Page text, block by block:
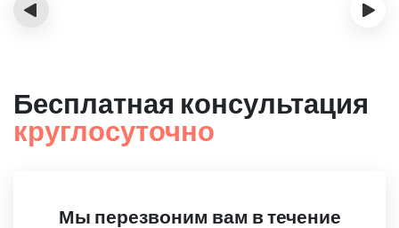
‹ ›
Бесплатная консультация
круглосуточно
Мы перезвоним вам в течение